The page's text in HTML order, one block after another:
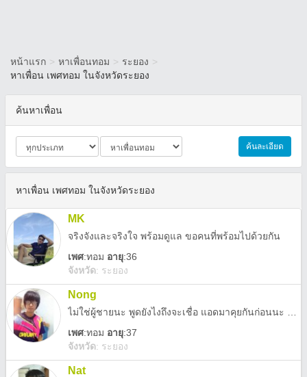
หน้าแรก > หาเพื่อนทอม > ระยอง >
หาเพื่อน เพศทอม ในจังหวัดระยอง
ค้นหาเพื่อน
ค้นละเอียด
หาเพื่อน เพศทอม ในจังหวัดระยอง
MK
จริงจังและจริงใจ พร้อมดูแล ขอคนที่พร้อมไปด้วยกัน
เพศ:ทอม อายุ:36
จังหวัด: ระยอง
Nong
เพศ:ทอม อายุ:37
จังหวัด: ระยอง
Nat